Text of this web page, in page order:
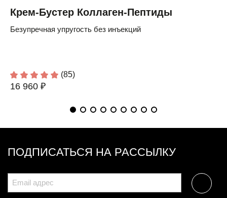
Крем-Бустер Коллаген-Пептиды
Безупречная упругость без инъекций
(85)
16 960 ₽
ПОДПИСАТЬСЯ НА РАССЫЛКУ